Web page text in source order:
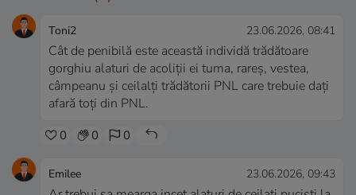
Toni2 23.06.2026, 08:41
Cât de penibilă este această individă trădătoare
gorghiu alaturi de acoliții ei tuma, rareș, vestea,
câmpeanu și ceilalți trădătorii PNL care trebuie dați
afară toți din PNL.
0 0 0
Emilee 23.06.2026, 09:43